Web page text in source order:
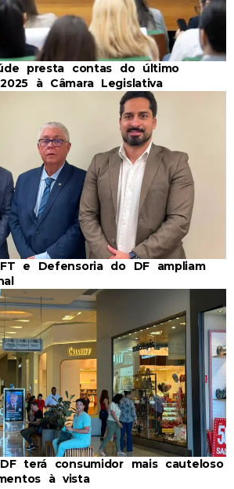
presta contas do último
à Câmara Legislativa
e Defensoria do DF ampliam
terá consumidor mais cauteloso
à vista